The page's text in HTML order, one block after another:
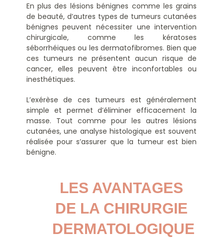
En plus des lésions bénignes comme les grains
de beauté, d’autres types de tumeurs cutanées
bénignes peuvent nécessiter une intervention
chirurgicale, comme les kératoses
séborrhéiques ou les dermatofibromes. Bien que
ces tumeurs ne présentent aucun risque de
cancer, elles peuvent être inconfortables ou
inesthétiques.
L’exérèse de ces tumeurs est généralement
simple et permet d’éliminer efficacement la
masse. Tout comme pour les autres lésions
cutanées, une analyse histologique est souvent
réalisée pour s’assurer que la tumeur est bien
bénigne.
LES AVANTAGES
DE LA CHIRURGIE
DERMATOLOGIQUE